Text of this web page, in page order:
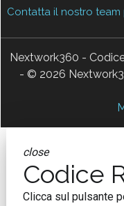
Contatta il nostro
Nextwork360 -
- © 2026
close
Codice
Clicca sul pulsante